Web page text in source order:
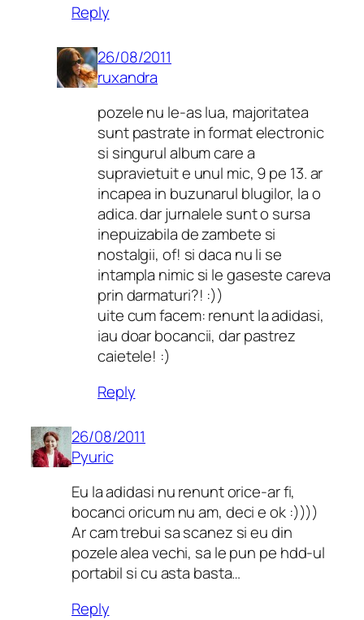
Reply
26/08/2011
ruxandra
pozele nu le-as lua, majoritatea
sunt pastrate in format electronic
si singurul album care a
supravietuit e unul mic, 9 pe 13. ar
incapea in buzunarul blugilor, la o
adica. dar jurnalele sunt o sursa
inepuizabila de zambete si
nostalgii, of! si daca nu li se
intampla nimic si le gaseste careva
prin darmaturi?! :))
uite cum facem: renunt la adidasi,
iau doar bocancii, dar pastrez
caietele! :)
Reply
26/08/2011
Pyuric
Eu la adidasi nu renunt orice-ar fi,
bocanci oricum nu am, deci e ok :))))
Ar cam trebui sa scanez si eu din
pozele alea vechi, sa le pun pe hdd-ul
portabil si cu asta basta…
Reply